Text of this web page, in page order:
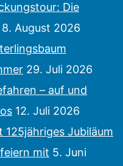
Die
8. August 2026
29. Juli 2026
– auf und
12. Juli 2026
Jubiläum
mit 5. Juni